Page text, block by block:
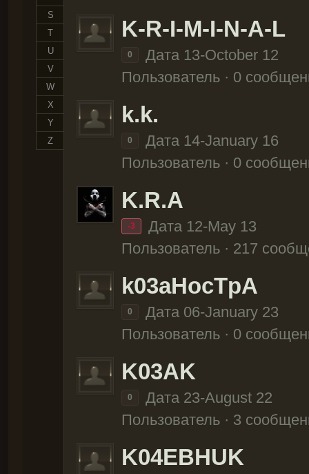
S
T
U
V
W
X
Y
Z
K-R-I-M-I-N-A-L
0
Дата 13-October 12
Пользователь · 0
k.k.
0
Дата 14-January 16
Пользователь · 0
K.R.A
-3
Дата 12-May 13
Пользователь · 217
k03aHocTpA
0
Дата 06-January 23
Пользователь · 0
K03AK
0
Дата 23-August 22
Пользователь · 3
K04EBHUK